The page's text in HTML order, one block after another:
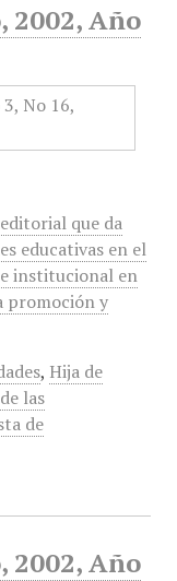
Año
que da
educativas en el
institucional en
promoción y
, Hija de
las
de
Año